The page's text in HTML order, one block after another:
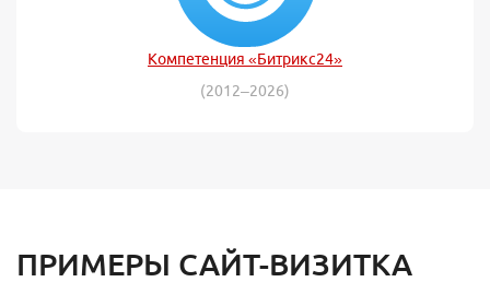
Компетенция «Битрикс24»
(2012–2026)
ПРИМЕРЫ САЙТ-ВИЗИТКА